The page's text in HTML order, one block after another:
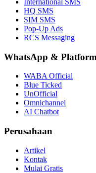
International SMS
HQ SMS
SIM SMS
Pop-Up Ads
RCS Messaging
WhatsApp & Platform
WABA Official
Blue Ticked
UnOfficial
Omnichannel
AI Chatbot
Perusahaan
Artikel
Kontak
Mulai Gratis